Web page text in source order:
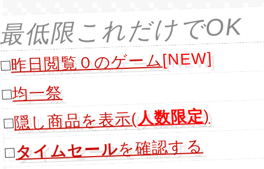
低限これだけでOK
□昨日閲覧０のゲーム[NEW]
□均一祭
□隠し商品を表示(人数限定)
□タイムセールを確認する